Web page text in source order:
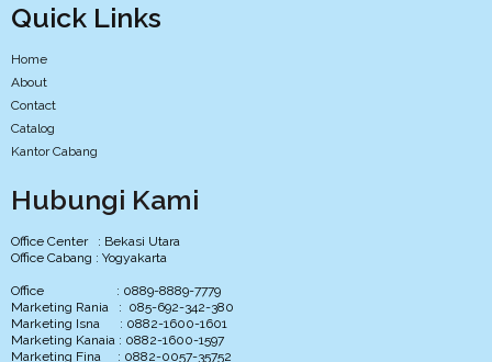
Quick Links
Home
About
Contact
Catalog
Kantor Cabang
Hubungi Kami
Office Center : Bekasi Utara
Office Cabang : Yogyakarta
Office : 0889-8889-7779
Marketing Rania : 085-692-342-380
Marketing Isna : 0882-1600-1601
Marketing Kanaia : 0882-1600-1597
Marketing Fina : 0882-0057-35752